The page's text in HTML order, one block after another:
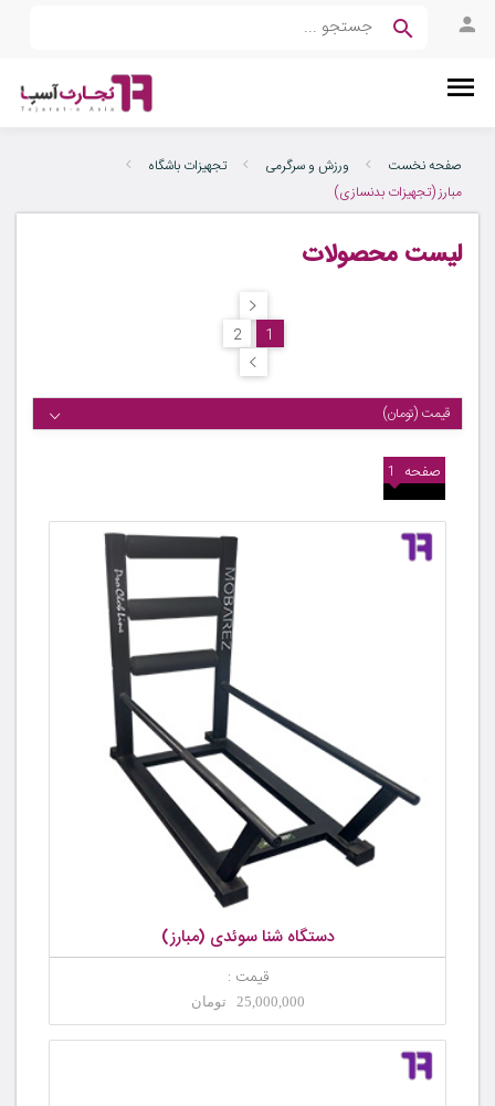
صفحه نخست ورزش و سرگرمی
تجهیزات باشگاه
مبارز (تجهیزات بدنسازی)
لیست محصولات
1
2
قیمت (تومان)
صفحه 1
دستگاه شنا سوئدی (مبارز)
قیمت :
25,000,000 تومان